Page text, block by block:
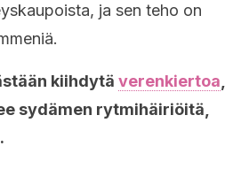
ja sen teho on
kiihdytä verenkiertoa
sydämen rytmihäiriöitä,